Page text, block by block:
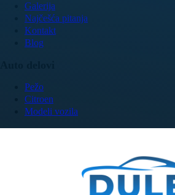
Galerija
Najčešća pitanja
Kontakt
Blog
Pežo
Citroen
Modeli vozila